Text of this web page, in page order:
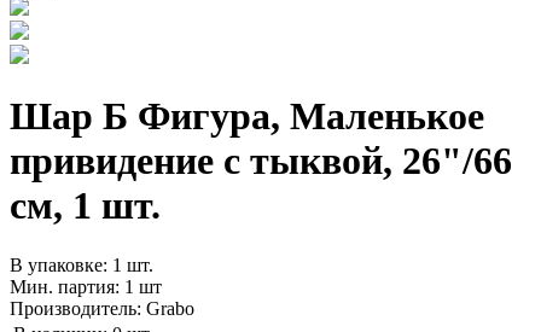
Шар Б Фигура, Маленькое
привидение с тыквой, 26"/66
см, 1 шт.
В упаковке: 1 шт.
Мин. партия: 1 шт
Производитель: Grabo